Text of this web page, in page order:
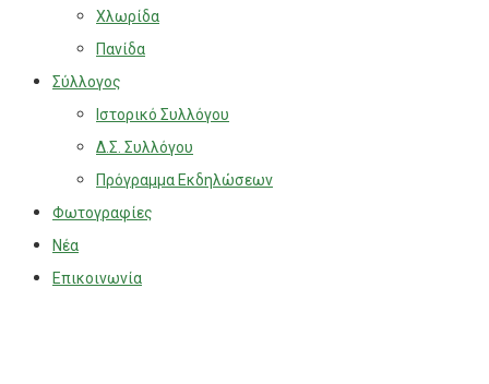
Χλωρίδα
Πανίδα
Σύλλογος
Ιστορικό Συλλόγου
Δ.Σ. Συλλόγου
Πρόγραμμα Εκδηλώσεων
Φωτογραφίες
Νέα
Επικοινωνία